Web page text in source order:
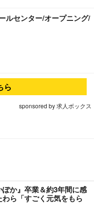
ルセンター/オープニング/
ら
sponsored by 求人ボックス
か』卒業＆約3年間に感
ら「すごく元気をもら